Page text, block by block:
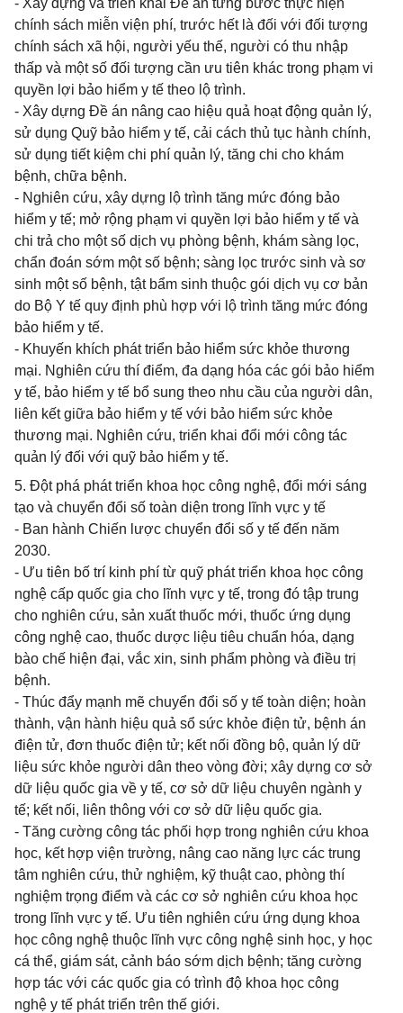
- Xây dựng và triển khai Đề án từng bước thực hiện
chính sách miễn viện phí, trước hết là đối với đối tượng
chính sách xã hội, người yếu thế, người có thu nhập
thấp và một số đối tượng cần ưu tiên khác trong phạm vi
quyền lợi bảo hiểm y tế theo lộ trình.
- Xây dựng Đề án nâng cao hiệu quả hoạt động quản lý,
sử dụng Quỹ bảo hiểm y tế, cải cách thủ tục hành chính,
sử dụng tiết kiệm chi phí quản lý, tăng chi cho khám
bệnh, chữa bệnh.
- Nghiên cứu, xây dựng lộ trình tăng mức đóng bảo
hiểm y tế; mở rộng phạm vi quyền lợi bảo hiểm y tế và
chi trả cho một số dịch vụ phòng bệnh, khám sàng lọc,
chẩn đoán sớm một số bệnh; sàng lọc trước sinh và sơ
sinh một số bệnh, tật bẩm sinh thuộc gói dịch vụ cơ bản
do Bộ Y tế quy định phù hợp với lộ trình tăng mức đóng
bảo hiểm y tế.
- Khuyến khích phát triển bảo hiểm sức khỏe thương
mại. Nghiên cứu thí điểm, đa dạng hóa các gói bảo hiểm
y tế, bảo hiểm y tế bổ sung theo nhu cầu của người dân,
liên kết giữa bảo hiểm y tế với bảo hiểm sức khỏe
thương mại. Nghiên cứu, triển khai đổi mới công tác
quản lý đối với quỹ bảo hiểm y tế.
5. Đột phá phát triển khoa học công nghệ, đổi mới sáng
tạo và chuyển đổi số toàn diện trong lĩnh vực y tế
- Ban hành Chiến lược chuyển đổi số y tế đến năm
2030.
- Ưu tiên bố trí kinh phí từ quỹ phát triển khoa học công
nghệ cấp quốc gia cho lĩnh vực y tế, trong đó tập trung
cho nghiên cứu, sản xuất thuốc mới, thuốc ứng dụng
công nghệ cao, thuốc dược liệu tiêu chuẩn hóa, dạng
bào chế hiện đại, vắc xin, sinh phẩm phòng và điều trị
bệnh.
- Thúc đẩy mạnh mẽ chuyển đổi số y tế toàn diện; hoàn
thành, vận hành hiệu quả sổ sức khỏe điện tử, bệnh án
điện tử, đơn thuốc điện tử; kết nối đồng bộ, quản lý dữ
liệu sức khỏe người dân theo vòng đời; xây dựng cơ sở
dữ liệu quốc gia về y tế, cơ sở dữ liệu chuyên ngành y
tế; kết nối, liên thông với cơ sở dữ liệu quốc gia.
- Tăng cường công tác phối hợp trong nghiên cứu khoa
học, kết hợp viện trường, nâng cao năng lực các trung
tâm nghiên cứu, thử nghiệm, kỹ thuật cao, phòng thí
nghiệm trọng điểm và các cơ sở nghiên cứu khoa học
trong lĩnh vực y tế. Ưu tiên nghiên cứu ứng dụng khoa
học công nghệ thuộc lĩnh vực công nghệ sinh học, y học
cá thể, giám sát, cảnh báo sớm dịch bệnh; tăng cường
hợp tác với các quốc gia có trình độ khoa học công
nghệ y tế phát triển trên thế giới.